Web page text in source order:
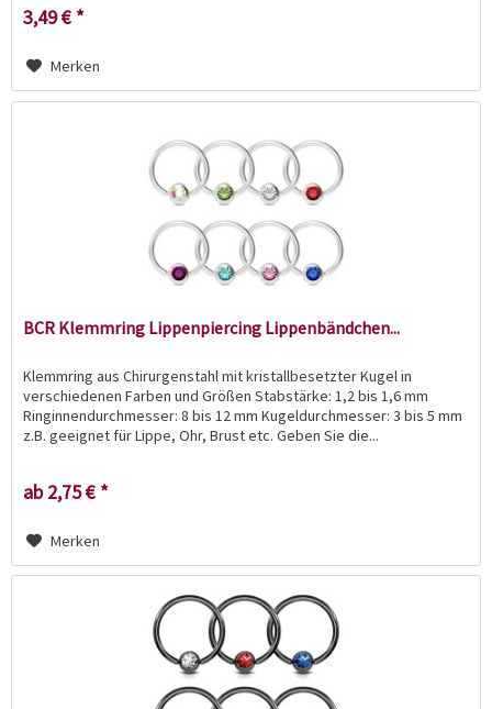
3,49 € *
Merken
BCR Klemmring Lippenpiercing Lippenbändchen...
Klemmring aus Chirurgenstahl mit kristallbesetzter Kugel in
verschiedenen Farben und Größen Stabstärke: 1,2 bis 1,6 mm
Ringinnendurchmesser: 8 bis 12 mm Kugeldurchmesser: 3 bis 5 mm
z.B. geeignet für Lippe, Ohr, Brust etc. Geben Sie die...
ab 2,75 € *
Merken